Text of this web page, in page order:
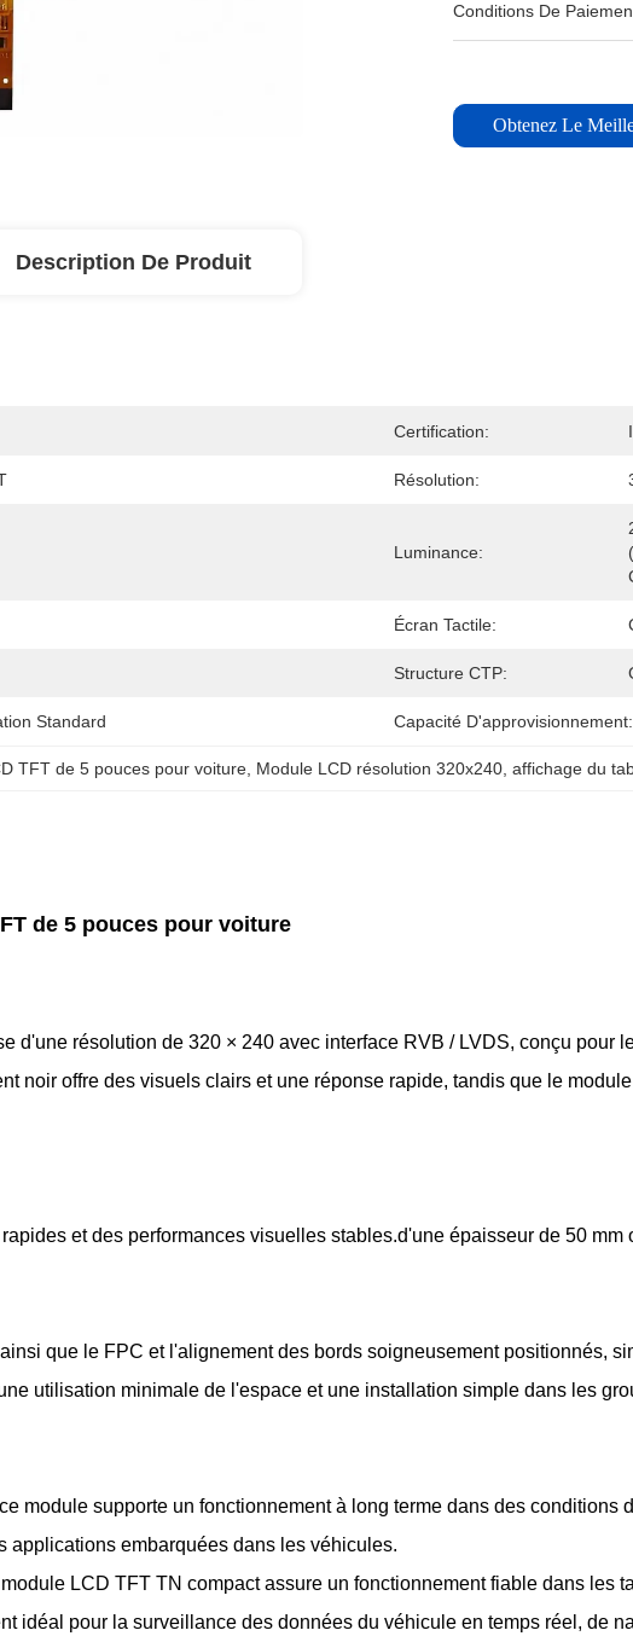
Conditions De
Obtenez Le
Description De Produit
Certification:
Résolution:
Luminance:
Écran Tactile:
Structure CTP:
Standard Capacité D'approvisionnement:
TFT de 5 pouces pour voiture Module LCD résolution 320x240 , affichage du
de 5 pouces pour voiture
d'une résolution de 320 × 240 avec interface RVB / LVDS, conçu pour
noir offre des visuels clairs et une réponse rapide, tandis que le
et des performances visuelles stables.d'une épaisseur de 50
que le FPC et l'alignement des bords soigneusement positionnés,
utilisation minimale de l'espace et une installation simple dans les
module supporte un fonctionnement à long terme dans des conditions
applications embarquées dans les véhicules.
LCD TFT TN compact assure un fonctionnement fiable dans les
idéal pour la surveillance des données du véhicule en temps réel, de